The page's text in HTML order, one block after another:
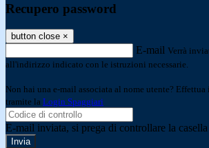
Recupero password
button close ×
E-mail Verrà
all'indirizzo indicato con le istruzioni necessarie.
Non hai una e-mail associata al nome utente? Effettua
tramite la Login Spaggiari
E-mail inviata, si prega di controllare la